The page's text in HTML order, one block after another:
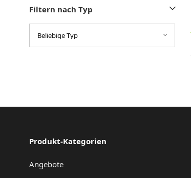
Filtern nach Typ
Produkt-Kategorien
Angebote